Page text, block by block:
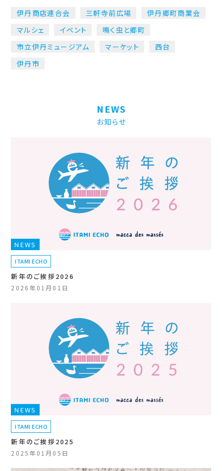
伊丹商店連合会 三軒寺前広場
伊丹郷町商業会
マルシェ
イベント
鳴く虫と郷町
市立伊丹ミュージアム
マーケット
西台
伊丹市
NEWS
お知らせ
NEWS
ITAMI ECHO
新年のご挨拶2026
2026年01月01日
NEWS
ITAMI ECHO
新年のご挨拶2025
2025年01月05日